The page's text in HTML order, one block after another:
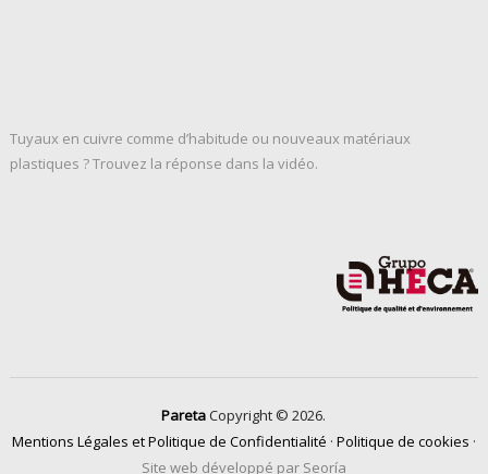
Tuyaux en cuivre comme d’habitude ou nouveaux matériaux
plastiques ? Trouvez la réponse dans la vidéo.
ParetaCopyright © 2026.
Mentions Légales et Politique de Confidentialité · Politique de cookies ·
Site web développé par Seoría